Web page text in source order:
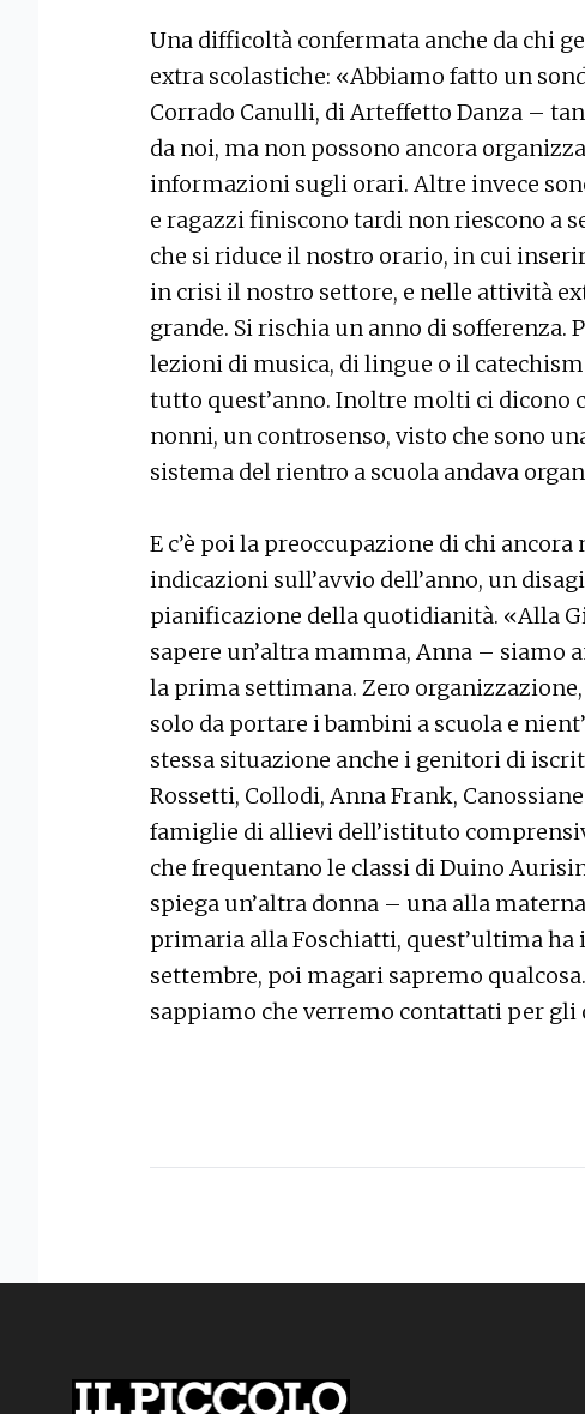
Una difficoltà confermata anche da chi
extra scolastiche: «Abbiamo fatto un
Corrado Canulli, di Arteffetto Danza –
da noi, ma non possono ancora
informazioni sugli orari. Altre invece
e ragazzi finiscono tardi non riescono a
che si riduce il nostro orario, in cui
in crisi il nostro settore, e nelle attività
grande. Si rischia un anno di sofferenza.
lezioni di musica, di lingue o il
tutto quest’anno. Inoltre molti ci dicono
nonni, un controsenso, visto che sono
sistema del rientro a scuola andava
E c’è poi la preoccupazione di chi
indicazioni sull’avvio dell’anno, un
pianificazione della quotidianità. «Alla
sapere un’altra mamma, Anna – siamo
la prima settimana. Zero
solo da portare i bambini a scuola e
stessa situazione anche i genitori di
Rossetti, Collodi, Anna Frank,
famiglie di allievi dell’istituto
che frequentano le classi di Duino
spiega un’altra donna – una alla
primaria alla Foschiatti, quest’ultima ha
settembre, poi magari sapremo
sappiamo che verremo contattati per